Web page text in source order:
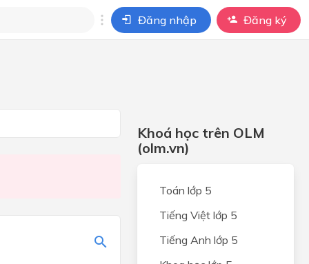
Đăng nhập Đăng ký
Khoá học trên OLM
(olm.vn)
Toán lớp 5
Tiếng Việt lớp 5
Tiếng Anh lớp 5